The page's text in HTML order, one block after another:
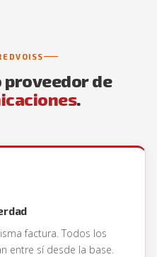
proveedor de
.
factura. Todos los
entre sí desde la base.